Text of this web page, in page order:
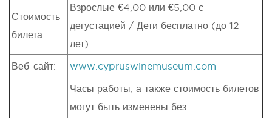
Стоимость
билета:
Взрослые €4,00 или €5,00 с
дегустацией / Дети бесплатно (до 12
лет).
Веб-сайт: www.cypruswinemuseum.com
Часы работы, а также стоимость билетов
могут быть изменены без